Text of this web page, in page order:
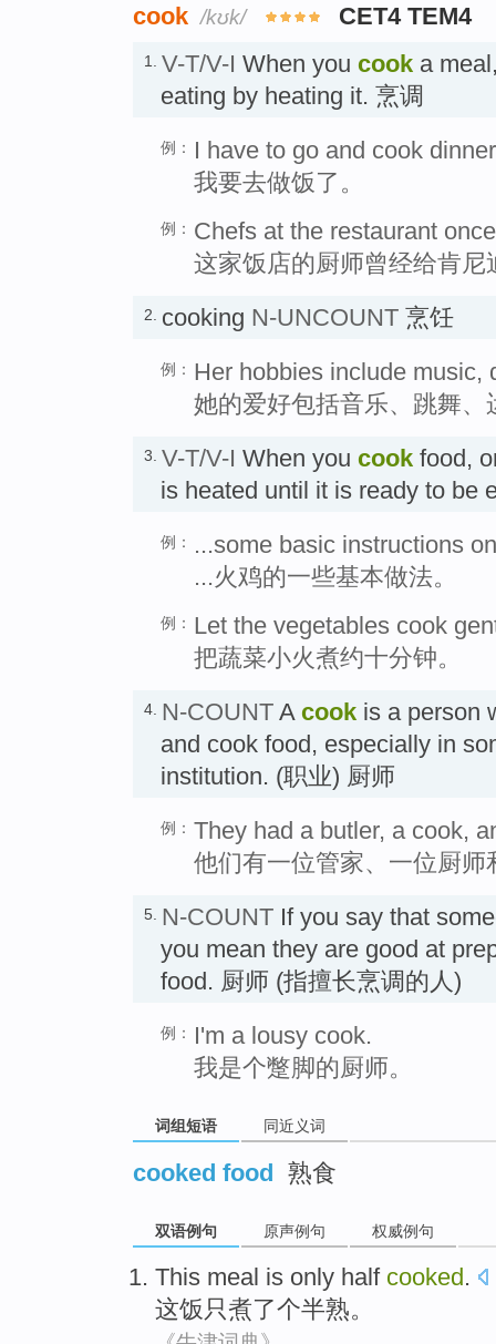
cook /kʊk/ CET4 TEM4
1. V-T/V-I When you cook a
eating by heating it. 烹调
例：
I have to go and cook
我要去做饭了。
例： Chefs at the restaurant
这家饭店的厨师曾经给肯尼
2. cooking N-UNCOUNT 烹饪
例： Her hobbies include music,
她的爱好包括音乐、跳舞、
3. V-T/V-I When you cook food,
is heated until it is ready to be
例：
...some basic instructions
...火鸡的一些基本做法。
例： Let the vegetables cook
把蔬菜小火煮约十分钟。
4. N-COUNT A cook is a person
and cook food, especially in
institution. (职业) 厨师
例： They had a butler, a cook,
他们有一位管家、一位厨师
5. N-COUNT If you say that
you mean they are good at
food. 厨师 (指擅长烹调的人)
例：
I'm a lousy cook.
我是个蹩脚的厨师。
词组短语 同近义词
cooked food 熟食
双语例句 原声例句 权威例句
This meal is only half cooked .
这饭只煮了个半熟。